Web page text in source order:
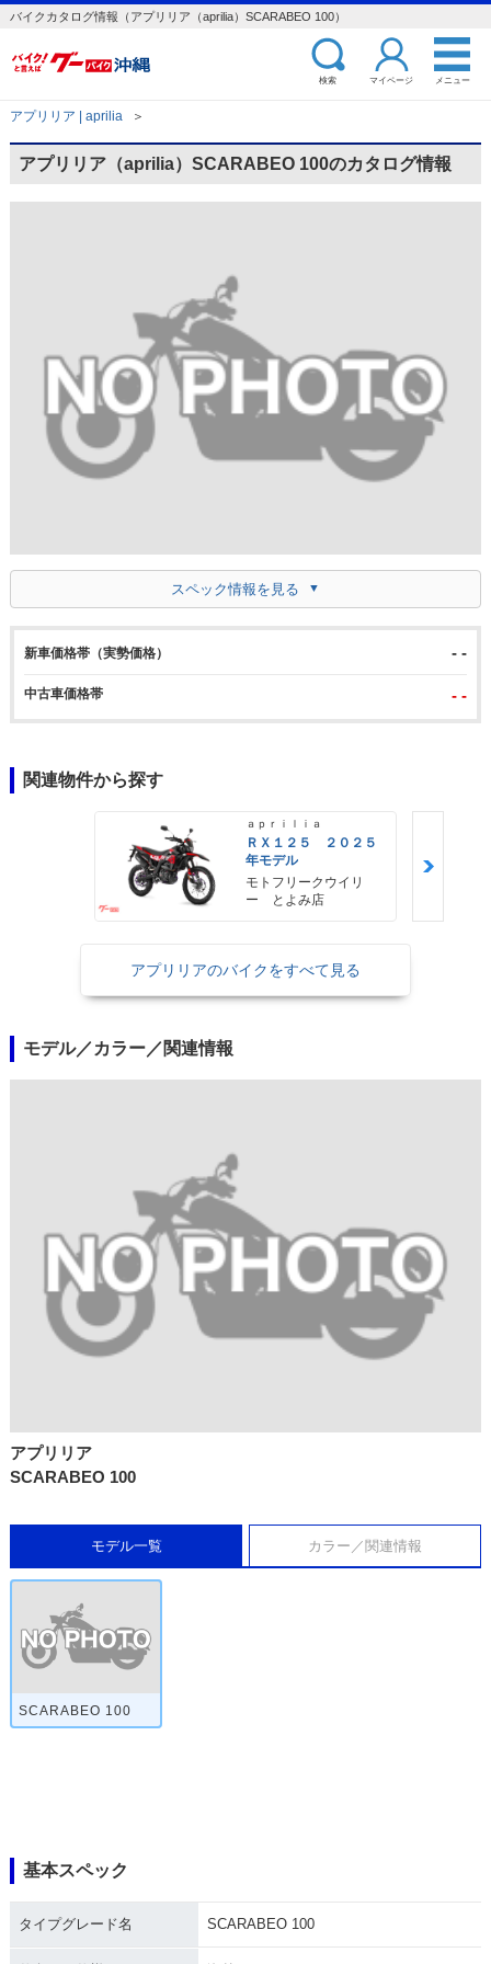
バイクカタログ情報（アプリリア（aprilia）SCARABEO 100）
検索 マイページ メニュー
アプリリア | aprilia ＞
アプリリア（aprilia）SCARABEO 100のカタログ情報
スペック情報を見る
新車価格帯（実勢価格） - -
中古車価格帯 - -
関連物件から探す
ａｐｒｉｌｉａ
ＲＸ１２５ ２０２５
年モデル
モトフリークウイリ
ー とよみ店
アプリリアのバイクをすべて見る
モデル／カラー／関連情報
アプリリア
SCARABEO 100
モデル一覧 カラー／関連情報
SCARABEO 100
基本スペック
タイプグレード名 SCARABEO 100